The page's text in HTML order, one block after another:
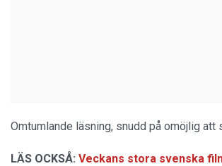
Omtumlande läsning, snudd på omöjlig att
LÄS OCKSÅ: Veckans stora svenska